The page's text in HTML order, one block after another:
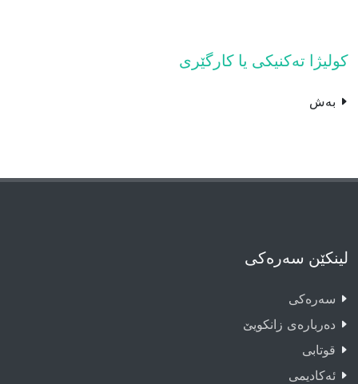
کولیژا تەکنیکى یا کارگێرى
بەش
لینکێن سەرەکی
سەرەکى
دەربارەى زانکویێ
قوتابى
ئەکادیمى